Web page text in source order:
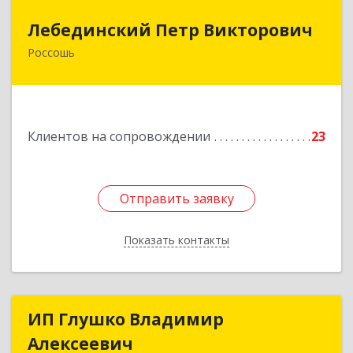
Лебединский Петр Викторович
Россошь
Клиентов на сопровождении 23
Отправить заявку
Показать контакты
Лебединский Петр Викторович
396650, Воронежская обл., г. Россошь, пер.
Отправить заявку
Назад
ИП Глушко Владимир
Алексеевич
ИП Глушко Владимир